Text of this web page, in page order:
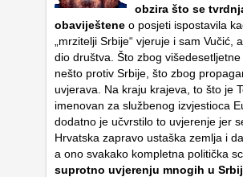
obzira što se
obaviještene o posjeti ispostavila
„mrzitelji Srbije“ vjeruje i sam
dio društva. Što zbog
nešto protiv Srbije, što zbog
uvjerava. Na kraju krajeva, to što je
imenovan za službenog izvjestioca
dodatno je učvrstilo to uvjerenje jer
Hrvatska zapravo ustaška zemlja i
a ono svakako kompletna politička
suprotno uvjerenju mnogih u